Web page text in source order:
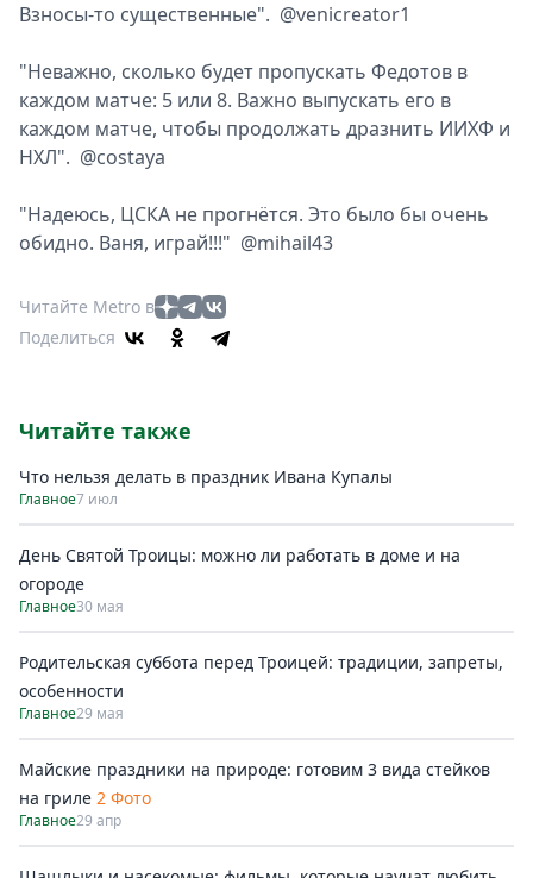
Взносы-то существенные". @venicreator1
"Неважно, сколько будет пропускать Федотов в
каждом матче: 5 или 8. Важно выпускать его в
каждом матче, чтобы продолжать дразнить ИИХФ и
НХЛ". @costaya
"Надеюсь, ЦСКА не прогнётся. Это было бы очень
обидно. Ваня, играй!!!" @mihail43
Читайте Metro в
Поделиться
Читайте также
Что нельзя делать в праздник Ивана Купалы
Главное7 июл
День Святой Троицы: можно ли работать в доме и на
огороде
Главное30 мая
Родительская суббота перед Троицей: традиции, запреты,
особенности
Главное29 мая
Майские праздники на природе: готовим 3 вида стейков
на гриле 2 Фото
Главное29 апр